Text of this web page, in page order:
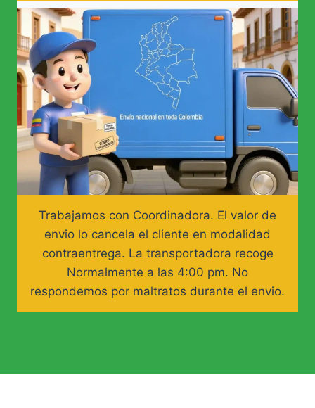
Trabajamos con Coordinadora. El valor de
envio lo cancela el cliente en modalidad
contraentrega. La transportadora recoge
Normalmente a las 4:00 pm. No
respondemos por maltratos durante el envio.